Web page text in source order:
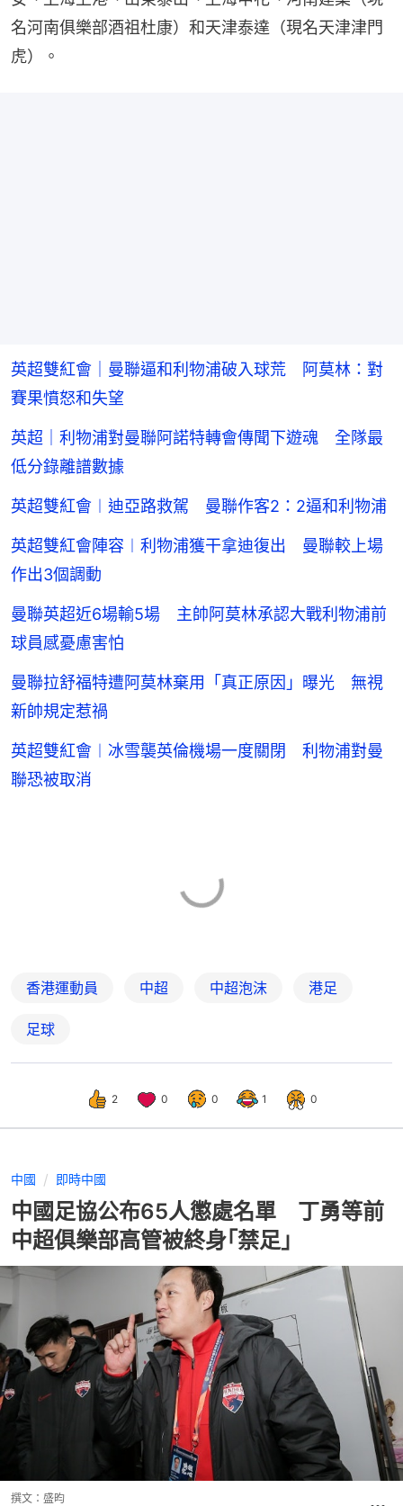
名河南俱樂部酒祖杜康）和天津泰達（現名天津津門
虎）。
英超雙紅會｜曼聯逼和利物浦破入球荒 阿莫林：對
賽果憤怒和失望
英超｜利物浦對曼聯阿諾特轉會傳聞下遊魂 全隊最
低分錄離譜數據
英超雙紅會︱迪亞路救駕 曼聯作客2：2逼和利物浦
英超雙紅會陣容︱利物浦獲干拿迪復出 曼聯較上場
作出3個調動
曼聯英超近6場輸5場 主帥阿莫林承認大戰利物浦前
球員感憂慮害怕
曼聯拉舒福特遭阿莫林棄用「真正原因」曝光 無視
新帥規定惹禍
英超雙紅會︱冰雪襲英倫機場一度關閉 利物浦對曼
聯恐被取消
香港運動員 中超 中超泡沫 港足
足球
2 0 0 1 0
中國 即時中國
中國足協公布65人懲處名單 丁勇等前
中超俱樂部高管被終身｢禁足｣
撰文： 盛昀